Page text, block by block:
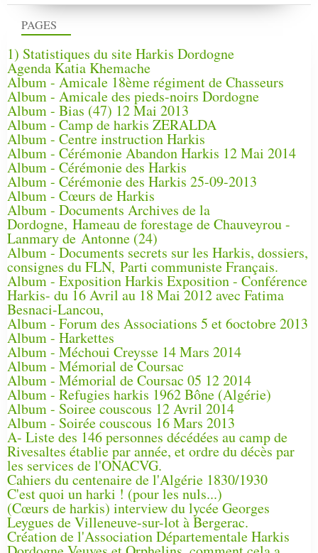
PAGES
1) Statistiques du site Harkis Dordogne
Agenda Katia Khemache
Album - Amicale 18ème régiment de Chasseurs
Album - Amicale des pieds-noirs Dordogne
Album - Bias (47) 12 Mai 2013
Album - Camp de harkis ZERALDA
Album - Centre instruction Harkis
Album - Cérémonie Abandon Harkis 12 Mai 2014
Album - Cérémonie des Harkis
Album - Cérémonie des Harkis 25-09-2013
Album - Cœurs de Harkis
Album - Documents Archives de la
Dordogne, Hameau de forestage de Chauveyrou -
Lanmary de Antonne (24)
Album - Documents secrets sur les Harkis, dossiers,
consignes du FLN, Parti communiste Français.
Album - Exposition Harkis Exposition - Conférence
Harkis- du 16 Avril au 18 Mai 2012 avec Fatima
Besnaci-Lancou,
Album - Forum des Associations 5 et 6octobre 2013
Album - Harkettes
Album - Méchoui Creysse 14 Mars 2014
Album - Mémorial de Coursac
Album - Mémorial de Coursac 05 12 2014
Album - Refugies harkis 1962 Bône (Algérie)
Album - Soiree couscous 12 Avril 2014
Album - Soirée couscous 16 Mars 2013
A- Liste des 146 personnes décédées au camp de
Rivesaltes établie par année, et ordre du décès par
les services de l'ONACVG.
Cahiers du centenaire de l'Algérie 1830/1930
C'est quoi un harki ! (pour les nuls...)
(Cœurs de harkis) interview du lycée Georges
Leygues de Villeneuve-sur-lot à Bergerac.
Création de l'Association Départementale Harkis